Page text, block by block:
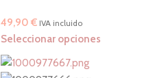
49,90 € IVA incluido
Seleccionar opciones